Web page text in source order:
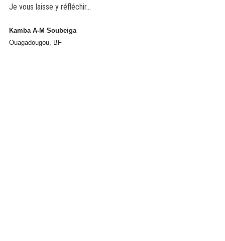
Je vous laisse y réfléchir…
Kamba A-M Soubeiga
Ouagadougou, BF